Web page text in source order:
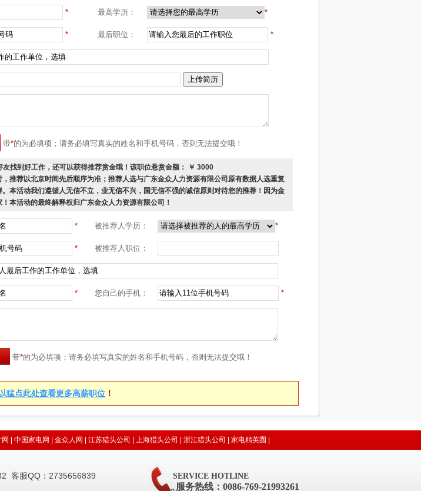
* 最高学历： *
* 最后职位： *
带*的为必填项；请务必填写真实的姓名和手机号码，否则无法提交哦！
友找到好工作，还可以获得推荐赏金哦！该职位悬赏金额： ￥ 3000
推荐以北京时间先后顺序为准；推荐人选与广东金众人力资源有限公司原有数据人选重复
本活动我们遵循人无信不立，业无信不兴，国无信不强的诚信原则对待您的推荐！因为金
本活动的最终解释权归广东金众人力资源有限公司！
* 被推荐人学历： *
* 被推荐人职位：
* 您自己的手机： *
带*的为必填项；请务必填写真实的姓名和手机号码，否则无法提交哦！
猛点此处查看更多高薪职位！
网 | 中国家电网 | 金众人网 | 江苏猎头公司 | 上海猎头公司 | 浙江猎头公司 | 家电精英圈 |
客服QQ：2735656839
SERVICE HOTLINE
服务热线：0086-769-21993261